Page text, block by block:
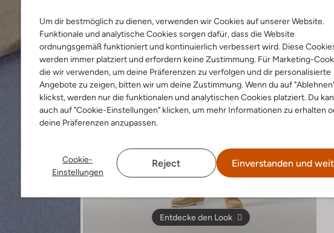
Um dir bestmöglich zu dienen, verwenden wir Cookies auf unserer Website.
Funktionale und analytische Cookies sorgen dafür, dass die Website
ordnungsgemäß funktioniert und kontinuierlich verbessert wird. Diese
werden immer platziert und erfordern keine Zustimmung. Für Marketing-
die wir verwenden, um deine Präferenzen zu verfolgen und dir personalisierte
Angebote zu zeigen, bitten wir um deine Zustimmung. Wenn du auf
klickst, werden nur die funktionalen und analytischen Cookies platziert. Du
auch auf "Cookie-Einstellungen" klicken, um mehr Informationen zu erhalten
deine Präferenzen anzupassen.
Cookie-
Einstellungen
Reject Einverstanden und
Entdecke den Look